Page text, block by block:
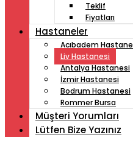
Teklif
Fiyatları
Hastaneler
Acıbadem
Liv Hastanesi
Antalya Hastanesi
İzmir Hastanesi
Bodrum Hastanesi
Rommer Bursa
Müşteri Yorumları
Lütfen Bize Yazınız